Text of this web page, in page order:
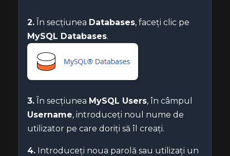
2. În secțiunea Databases, faceți clic pe
MySQL Databases.
3. În secțiunea MySQL Users, în câmpul
Username, introduceți noul nume de
utilizator pe care doriți să îl creați.
4. Introduceți noua parolă sau utilizați un